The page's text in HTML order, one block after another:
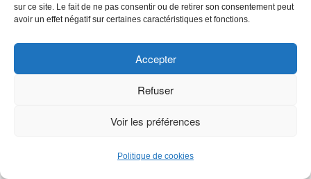
sur ce site. Le fait de ne pas consentir ou de retirer son consentement peut
avoir un effet négatif sur certaines caractéristiques et fonctions.
Accepter
Refuser
Voir les préférences
Politique de cookies
BIC VELLEDA ARDOISE ECOLIER DOUBLE FACE (21 X 31 CM)
EFFAÇABLE À SEC AVEC 8 FEUTRES EFFAÇABLES À SEC ET
(à date de 9 août 2026 11:35 GMT +02:00 - Plus d’infos